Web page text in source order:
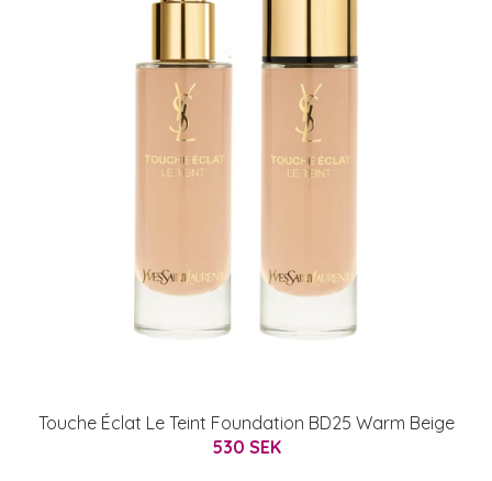
Touche Éclat Le Teint Foundation BD25 Warm Beige
530 SEK